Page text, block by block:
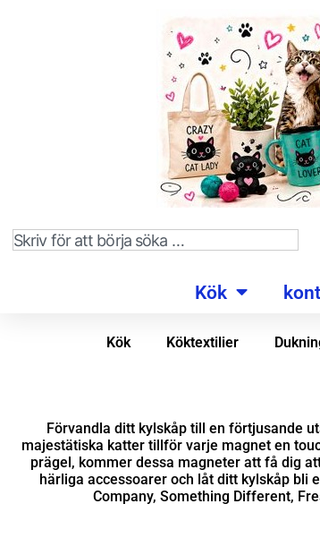
Kök
Kök Köktextilier
Förvandla ditt kylskåp till en förtjusande
majestätiska katter tillför varje magnet en
prägel, kommer dessa magneter att få dig
härliga accessoarer och låt ditt kylskåp bli
Company, Something Different,